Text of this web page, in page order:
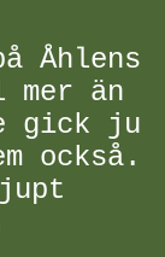
Åhlens
än
gick ju
också.